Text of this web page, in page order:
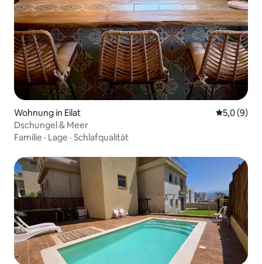
Wohnung in Eilat
5,0 (9)
Dschungel & Meer
Familie · Lage · Schlafqualität